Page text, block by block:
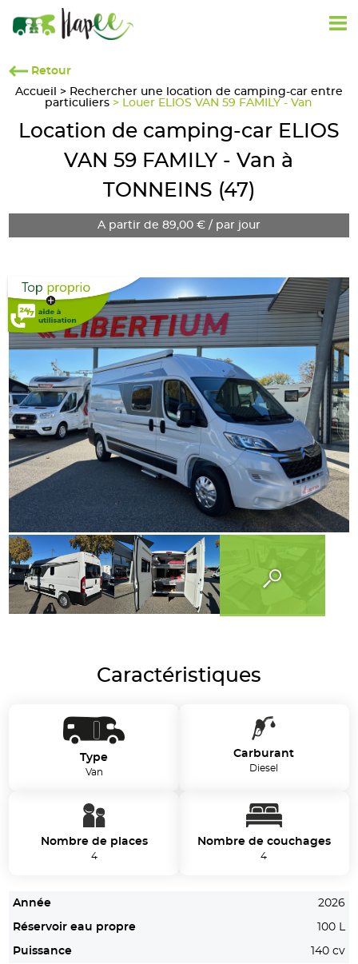
Retour
Accueil
> Rechercher une location de camping-car entre
particuliers > Louer ELIOS VAN 59 FAMILY - Van
Location de camping-car ELIOS
VAN 59 FAMILY - Van à
TONNEINS (47)
A partir de 89,00 € / par jour
Caractéristiques
Type
Van
Carburant
Diesel
Nombre de places
4
Nombre de couchages
4
Année 2026
Réservoir eau propre 100 L
Puissance 140 cv